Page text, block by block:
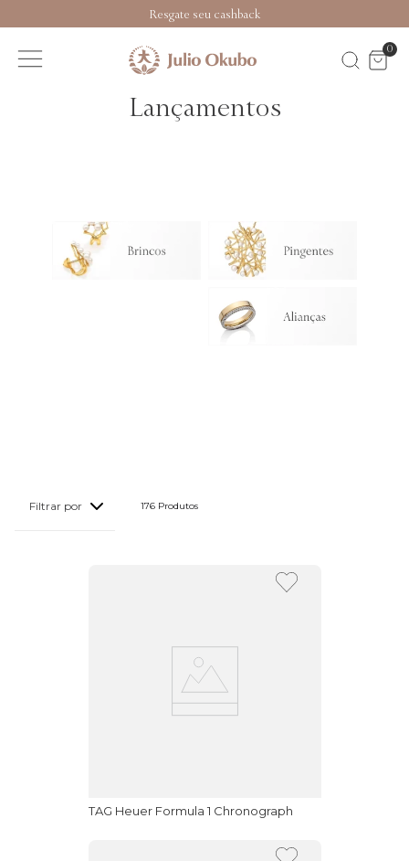
Resgate seu cashback
0
Lançamentos
176 Produtos
TAG Heuer Formula 1 Chronograph